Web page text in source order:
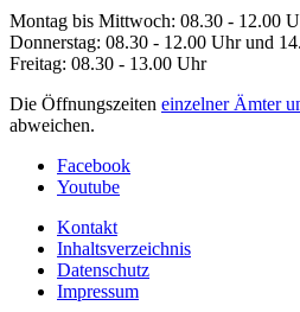
Montag bis Mittwoch: 08.30 - 12.00
Donnerstag: 08.30 - 12.00 Uhr und
Freitag: 08.30 - 13.00 Uhr
Die Öffnungszeiten einzelner Ämter
abweichen.
Facebook
Youtube
Kontakt
Inhaltsverzeichnis
Datenschutz
Impressum